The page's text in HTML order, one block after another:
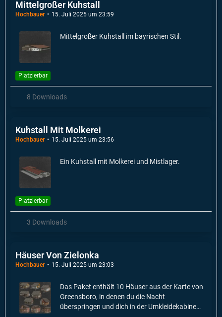
Mittelgroßer Kuhstall
Hochbauer 15. Juli 2025 um 23:59
Mittelgroßer Kuhstall im bayrischen Stil.
Platzierbar
8 Downloads
Kuhstall Mit Molkerei
Hochbauer 15. Juli 2025 um 23:56
Ein Kuhstall mit Molkerei und Mistlager.
Platzierbar
3 Downloads
Häuser Von Zielonka
Hochbauer 15. Juli 2025 um 23:03
Das Paket enthält 10 Häuser aus der Karte von
Greensboro, in denen du die Nacht
überspringen und dich in der Umkleidekabine